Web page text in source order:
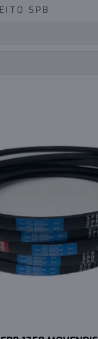
SPB